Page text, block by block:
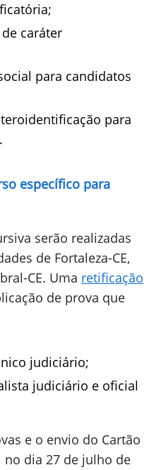
caráter
para candidatos
para
específico para
serão realizadas
de Fortaleza-CE,
CE. Uma retificação
de prova que
judiciário;
judiciário e oficial
e o envio do Cartão
dia 27 de julho de